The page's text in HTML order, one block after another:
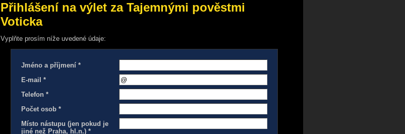
Přihlášení na výlet za Tajemnými pověstmi
Voticka
Vyplňte prosím níže uvedené údaje:
Jméno a příjmení *
E-mail *
Telefon *
Počet osob *
Místo nástupu (jen pokud je
jiné než Praha, hl.n.) *